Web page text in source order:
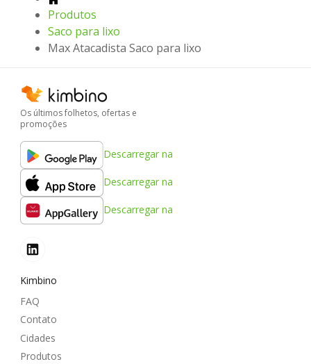
Produtos
Saco para lixo
Max Atacadista Saco para lixo
Os últimos folhetos, ofertas e
promoções
Descarregar na
Descarregar na
Descarregar na
Kimbino
FAQ
Contato
Cidades
Produtos